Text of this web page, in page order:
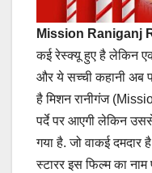
Mission Raniganj
कई रेस्क्यू हुए है लेकिन
और ये सच्ची कहानी अब
है मिशन रानीगंज
पर्दे पर आएगी लेकिन
गया है. जो वाकई
स्टारर इस फिल्म का